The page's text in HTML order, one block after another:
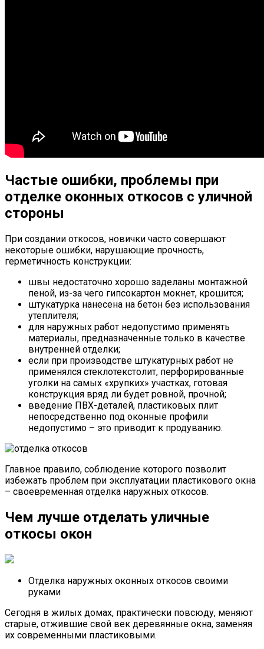
Частые ошибки, проблемы при
отделке оконных откосов с уличной
стороны
При создании откосов, новички часто совершают
некоторые ошибки, нарушающие прочность,
герметичность конструкции:
швы недостаточно хорошо заделаны монтажной
пеной, из-за чего гипсокартон мокнет, крошится;
штукатурка нанесена на бетон без использования
утеплителя;
для наружных работ недопустимо применять
материалы, предназначенные только в качестве
внутренней отделки;
если при производстве штукатурных работ не
применялся стеклотекстолит, перфорированные
уголки на самых «хрупких» участках, готовая
конструкция вряд ли будет ровной, прочной;
введение ПВХ-деталей, пластиковых плит
непосредственно под оконные профили
недопустимо – это приводит к продуванию.
Главное правило, соблюдение которого позволит
избежать проблем при эксплуатации пластикового окна
– своевременная отделка наружных откосов.
Чем лучше отделать уличные
откосы окон
Отделка наружных оконных откосов своими
руками
Сегодня в жилых домах, практически повсюду, меняют
старые, отжившие свой век деревянные окна, заменяя
их современными пластиковыми.